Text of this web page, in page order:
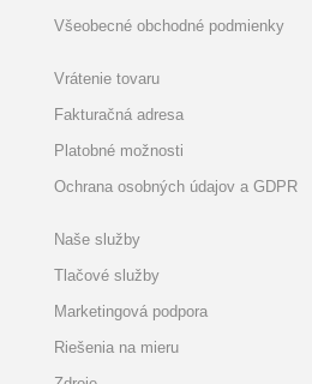
Všeobecné obchodné podmienky
Vrátenie tovaru
Fakturačná adresa
Platobné možnosti
Ochrana osobných údajov a GDPR
Naše služby
Tlačové služby
Marketingová podpora
Riešenia na mieru